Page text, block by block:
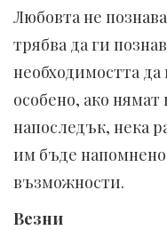
Любовта не
трябва да ги
необходимостта
особено, ако
напоследък, нека
им бъде
възможности.
Везни